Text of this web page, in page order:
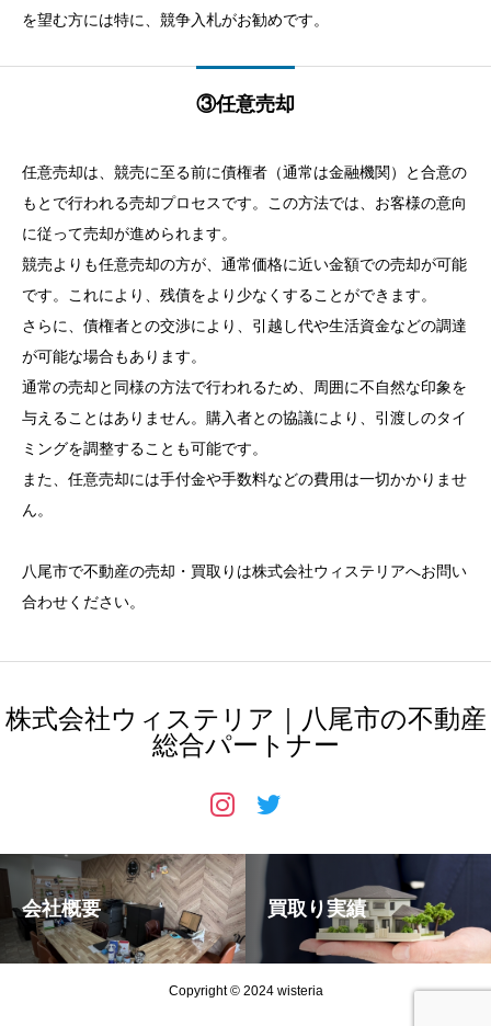
を望む方には特に、競争入札がお勧めです。
③任意売却
任意売却は、競売に至る前に債権者（通常は金融機関）と合意の
もとで行われる売却プロセスです。この方法では、お客様の意向
に従って売却が進められます。
競売よりも任意売却の方が、通常価格に近い金額での売却が可能
です。これにより、残債をより少なくすることができます。
さらに、債権者との交渉により、引越し代や生活資金などの調達
が可能な場合もあります。
通常の売却と同様の方法で行われるため、周囲に不自然な印象を
与えることはありません。購入者との協議により、引渡しのタイ
ミングを調整することも可能です。
また、任意売却には手付金や手数料などの費用は一切かかりませ
ん。
八尾市で不動産の売却・買取りは株式会社ウィステリアへお問い
合わせください。
株式会社ウィステリア｜八尾市の不動産
総合パートナー
会社概要 買取り実績
Copyright © 2024 wisteria